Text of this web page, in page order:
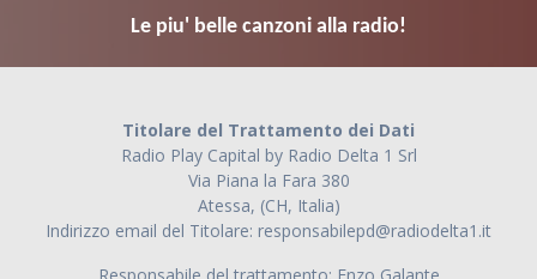
Le piu' belle canzoni alla radio!
Titolare del Trattamento dei Dati
Radio Play Capital by Radio Delta 1 Srl
Via Piana la Fara 380
Atessa, (CH, Italia)
Indirizzo email del Titolare: responsabilepd@radiodelta1.it